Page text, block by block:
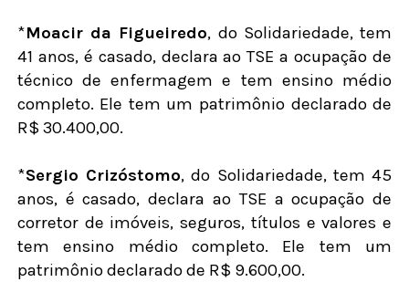
*Moacir da Figueiredo, do Solidariedade, tem
41 anos, é casado, declara ao TSE a ocupação de
técnico de enfermagem e tem ensino médio
completo. Ele tem um patrimônio declarado de
R$ 30.400,00.
*Sergio Crizóstomo, do Solidariedade, tem 45
anos, é casado, declara ao TSE a ocupação de
corretor de imóveis, seguros, títulos e valores e
tem ensino médio completo. Ele tem um
patrimônio declarado de R$ 9.600,00.